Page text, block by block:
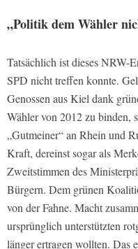
„Politik dem Wähler
Tatsächlich ist dieses NRW-
SPD nicht treffen konnte.
Genossen aus Kiel dank
Wähler von 2012 zu binden,
„Gutmeiner“ an Rhein und
Kraft, dereinst sogar als
Zweitstimmen des
Bürgern. Dem grünen
von der Fahne. Macht
ursprünglich unterstützten
länger ertragen wollten. Das